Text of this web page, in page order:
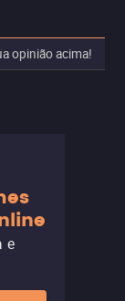
opinião acima!
e